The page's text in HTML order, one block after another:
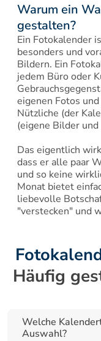
Warum ein
gestalten?
Ein Fotokalender
besonders und
Bildern. Ein
jedem Büro oder
eigenen Fotos
Nützliche (der
(eigene Bilder und
Das eigentlich
dass er alle paar
und so keine
Monat bietet
liebevolle
"verstecken" und
Häufig
Welche
Auswahl?